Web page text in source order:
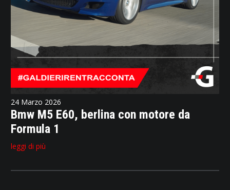
24 Marzo 2026
Bmw M5 E60, berlina con motore da
Formula 1
leggi di più